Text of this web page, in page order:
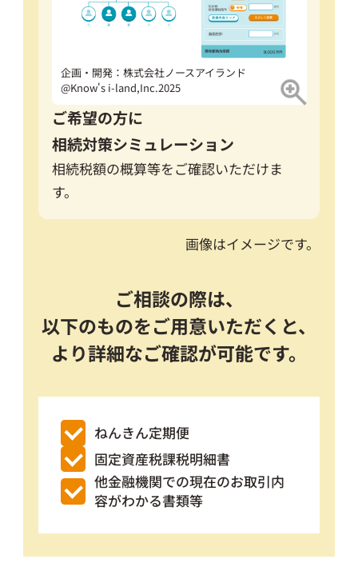
企画・開発：株式会社ノースアイランド
@Know's i-land,Inc.2025
ご希望の方に
相続対策シミュレーション
相続税額の概算等をご確認いただけま
す。
画像はイメージです。
ご相談の際は、
以下のものをご用意いただくと、
より詳細なご確認が可能です。
ねんきん定期便
固定資産税課税明細書
他金融機関での現在のお取引内
容がわかる書類等